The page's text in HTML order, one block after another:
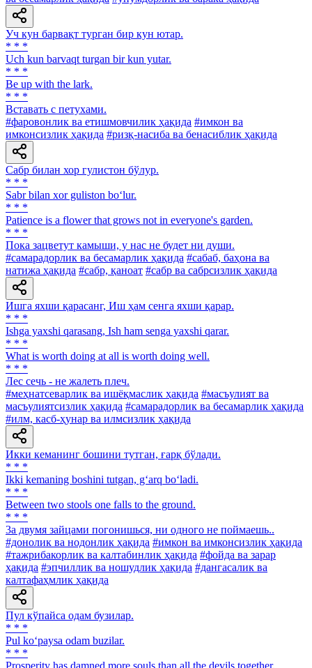
Уч кун барвақт турган бир кун ютар.
* * *
Uch kun barvaqt turgan bir kun yutar.
* * *
Be up with the lark.
* * *
Вставать с петухами.
#фаровонлик ва етишмовчилик ҳақида #имкон ва
имконсизлик ҳақида #ризқ-насиба ва бенасиблик ҳақида
Сабр билан хор гулистон бўлур.
* * *
Sabr bilan xor guliston bo‘lur.
* * *
Patience is a flower that grows not in everyone's garden.
* * *
Пока зацветут камыши, у нас не будет ни души.
#самарадорлик ва бесамарлик ҳақида #сабаб, баҳона ва
натижа ҳақида #сабр, қаноат #сабр ва сабрсизлик ҳақида
Ишга яхши қарасанг, Иш ҳам сенга яхши қарар.
* * *
Ishga yaxshi qarasang, Ish ham senga yaxshi qarar.
* * *
What is worth doing at all is worth doing well.
* * *
Лес сечь - не жалеть плеч.
#меҳнатсеварлик ва ишёқмаслик ҳақида #масъулият ва
масъулиятсизлик ҳақида #самарадорлик ва бесамарлик ҳақида
#илм, касб-ҳунар ва илмсизлик ҳақида
Икки кеманинг бошини тутган, ғарқ бўлади.
* * *
Ikki kemaning boshini tutgan, g‘arq bo‘ladi.
* * *
Between two stools one falls to the ground.
* * *
3a двумя зайцами погонишься, ни одного не поймаешь..
#донолик ва нодонлик ҳақида #имкон ва имконсизлик ҳақида
#тажрибакорлик ва калтабинлик ҳақида #фойда ва зарар
ҳақида #эпчиллик ва ношудлик ҳақида #дангасалик ва
калтафаҳмлик ҳақида
Пул кўпайса одам бузилар.
* * *
Pul ko‘paysa odam buzilar.
* * *